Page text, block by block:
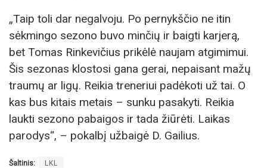
„Taip toli dar negalvoju. Po pernykščio ne itin
sėkmingo sezono buvo minčių ir baigti karjerą,
bet Tomas Rinkevičius prikėlė naujam atgimimui.
Šis sezonas klostosi gana gerai, nepaisant mažų
traumų ar ligų. Reikia treneriui padėkoti už tai. O
kas bus kitais metais – sunku pasakyti. Reikia
laukti sezono pabaigos ir tada žiūrėti. Laikas
parodys“, – pokalbį užbaigė D. Gailius.
Šaltinis: LKL